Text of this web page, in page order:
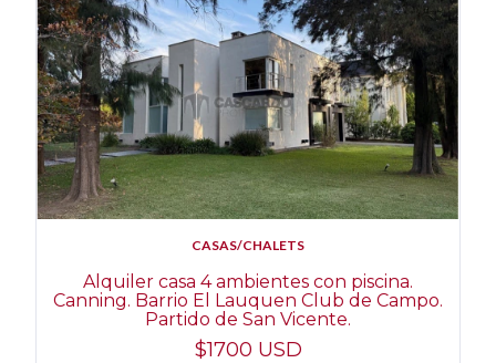
CASAS/CHALETS
Alquiler casa 4 ambientes con piscina.
Canning. Barrio El Lauquen Club de Campo.
Partido de San Vicente.
$1700 USD